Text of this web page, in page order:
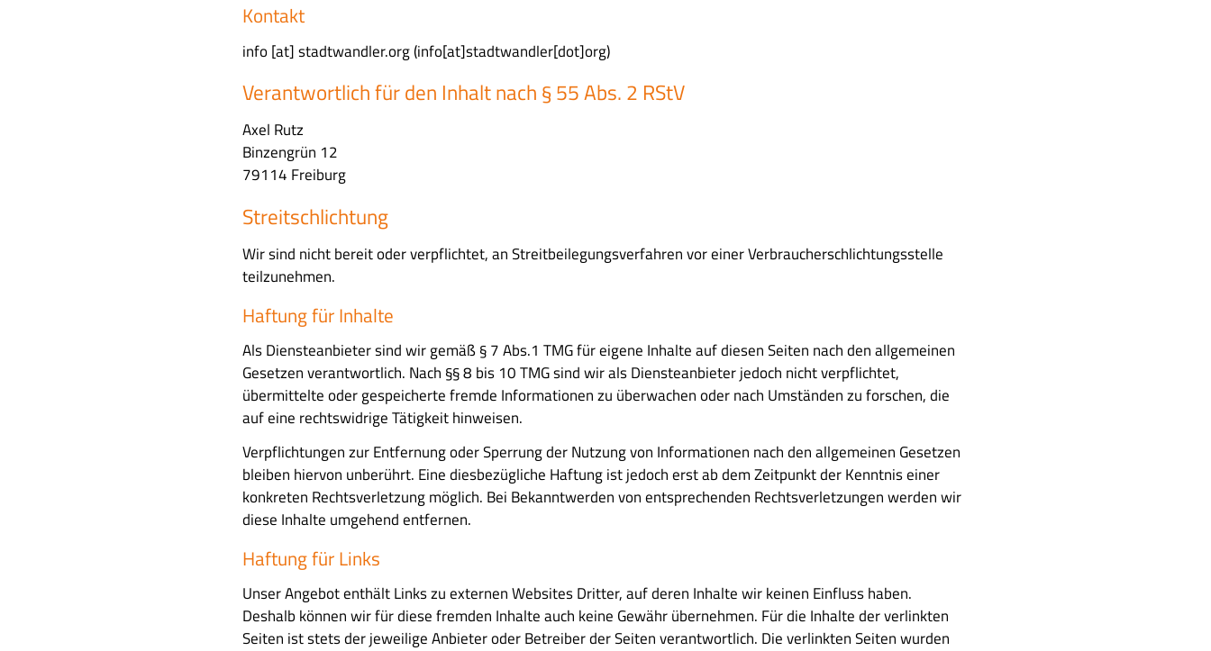
Kontakt
info[at]stadtwandler.org(info[at]stadtwandler[dot]org)
Verantwortlich für den Inhalt nach § 55 Abs. 2 RStV
Axel Rutz
Binzengrün 12
79114 Freiburg
Streitschlichtung
Wir sind nicht bereit oder verpflichtet, an Streitbeilegungsverfahren vor einer Verbraucherschlichtungsstelle
teilzunehmen.
Haftung für Inhalte
Als Diensteanbieter sind wir gemäß § 7 Abs.1 TMG für eigene Inhalte auf diesen Seiten nach den allgemeinen
Gesetzen verantwortlich. Nach §§ 8 bis 10 TMG sind wir als Diensteanbieter jedoch nicht verpflichtet,
übermittelte oder gespeicherte fremde Informationen zu überwachen oder nach Umständen zu forschen, die
auf eine rechtswidrige Tätigkeit hinweisen.
Verpflichtungen zur Entfernung oder Sperrung der Nutzung von Informationen nach den allgemeinen Gesetzen
bleiben hiervon unberührt. Eine diesbezügliche Haftung ist jedoch erst ab dem Zeitpunkt der Kenntnis einer
konkreten Rechtsverletzung möglich. Bei Bekanntwerden von entsprechenden Rechtsverletzungen werden wir
diese Inhalte umgehend entfernen.
Haftung für Links
Unser Angebot enthält Links zu externen Websites Dritter, auf deren Inhalte wir keinen Einfluss haben.
Deshalb können wir für diese fremden Inhalte auch keine Gewähr übernehmen. Für die Inhalte der verlinkten
Seiten ist stets der jeweilige Anbieter oder Betreiber der Seiten verantwortlich. Die verlinkten Seiten wurden